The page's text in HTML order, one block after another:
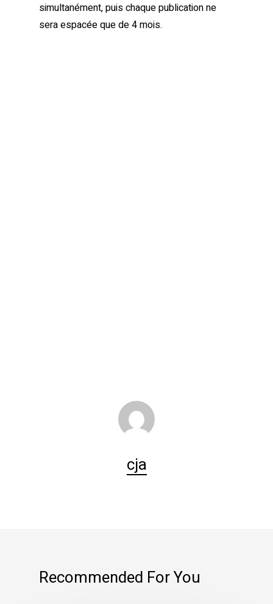
simultanément, puis chaque publication ne
sera espacée que de 4 mois.
cja
Recommended For You